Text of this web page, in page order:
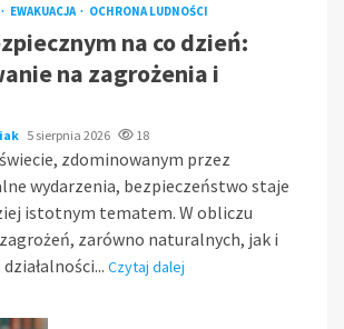
EWAKUACJA OCHRONA LUDNOŚCI
na co dzień:
na zagrożenia i
5 sierpnia 2026 18
zdominowanym przez
wydarzenia, bezpieczeństwo staje
istotnym tematem. W obliczu
zarówno naturalnych, jak i
Czytaj dalej